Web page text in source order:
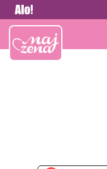
Vesti
Najžena